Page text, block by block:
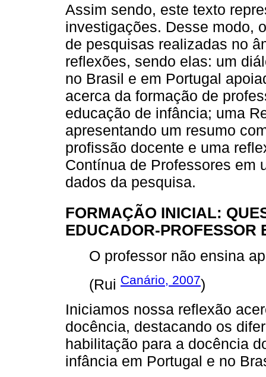
Assim sendo, este texto
investigações. Desse modo,
de pesquisas realizadas no
reflexões, sendo elas: um
no Brasil e em Portugal
acerca da formação de
educação de infância; uma
apresentando um resumo
profissão docente e uma
Contínua de Professores em
dados da pesquisa.
FORMAÇÃO INICIAL:
EDUCADOR-PROFESSOR
O professor não ensina
(Rui Canário, 2007)
Iniciamos nossa reflexão
docência, destacando os
habilitação para a docência
infância em Portugal e no